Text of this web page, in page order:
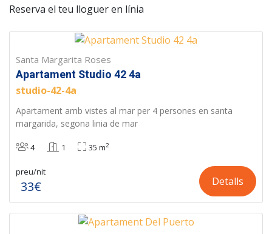
Reserva el teu lloguer en línia
Santa Margarita Roses
Apartament Studio 42 4a
studio-42-4a
Apartament amb vistes al mar per 4 persones en santa
margarida, segona linia de mar
4 1 35 m2
preu/nit
33€ Detalls